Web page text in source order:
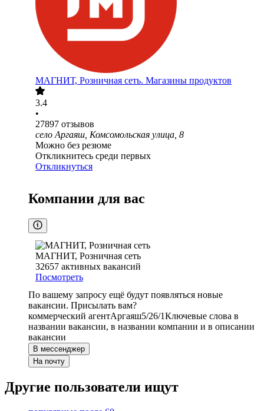
МАГНИТ, Розничная сеть. Магазины продуктов
3.4
•
27897 отзывов
село Аргаяш, Комсомольская улица, 8
Можно без резюме
Откликнитесь среди первых
Откликнуться
Компании для вас
МАГНИТ, Розничная сеть
32657 активных вакансий
Посмотреть
По вашему запросу ещё будут появляться новые
вакансии. Присылать вам?
коммерческий агентАргаяш5/26/1Ключевые слова в
названии вакансии, в названии компании и в описании
вакансии
В мессенджер
На почту
Другие пользователи ищут